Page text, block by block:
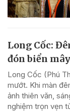
Long Cốc:
đón biển mây
Long Cốc (Phú
mướt. Khi màn
ảnh thiên văn,
nghiệm trọn vẹn